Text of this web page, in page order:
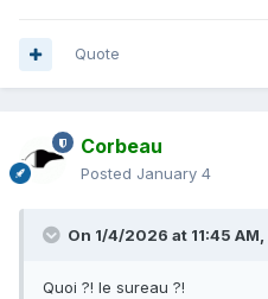
Quote
Corbeau
Posted January 4
On 1/4/2026 at 11:45 AM,
Quoi ?! le sureau ?!